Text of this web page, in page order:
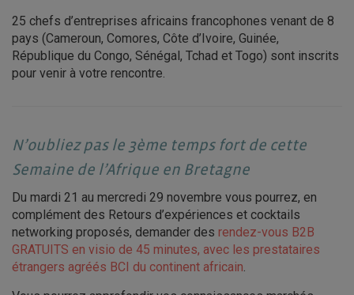
25 chefs d’entreprises africains francophones venant de 8
pays (Cameroun, Comores, Côte d’Ivoire, Guinée,
République du Congo, Sénégal, Tchad et Togo) sont inscrits
pour venir à votre rencontre.
N’oubliez pas le 3ème temps fort de cette
Semaine de l’Afrique en Bretagne
Du mardi 21 au mercredi 29 novembre vous pourrez, en
complément des Retours d’expériences et cocktails
networking proposés, demander des rendez-vous B2B
GRATUITS en visio de 45 minutes, avec les prestataires
étrangers agréés BCI du continent africain.